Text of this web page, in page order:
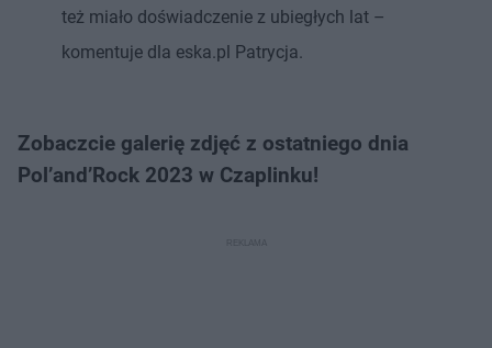
też miało doświadczenie z ubiegłych lat –
komentuje dla eska.pl Patrycja.
Zobaczcie galerię zdjęć z ostatniego dnia
Pol’and’Rock 2023 w Czaplinku!